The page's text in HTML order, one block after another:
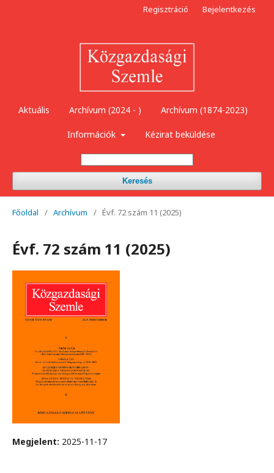
Aktuális Archívum (2024 - ) Archívum (1874-2023)
Információk Kézirat beküldése
Keresés
Regisztráció Bejelentkezés
Főoldal / Archívum / Évf. 72 szám 11 (2025)
Évf. 72 szám 11 (2025)
Megjelent: 2025-11-17